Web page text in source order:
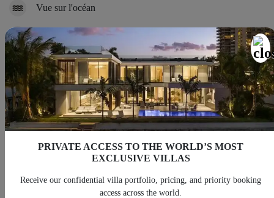
Vue sur l'océan
Piscine
Carte
PRIVATE ACCESS TO THE WORLD’S MOST
EXCLUSIVE VILLAS
Receive our confidential villa portfolio, pricing, and priority booking
access across the world.